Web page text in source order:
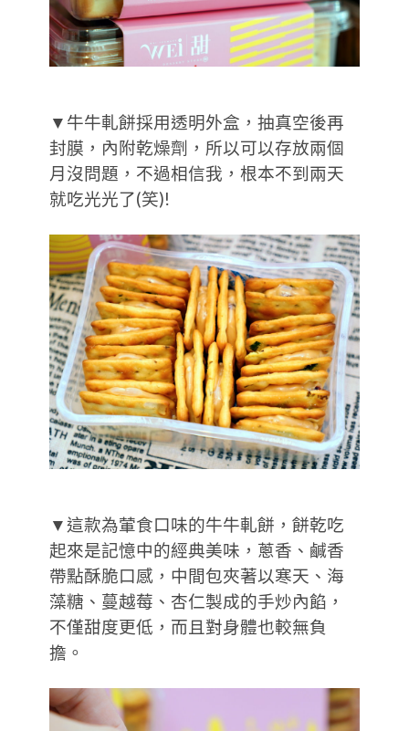
▼牛牛軋餅採用透明外盒，抽真空後再
封膜，內附乾燥劑，所以可以存放兩個
月沒問題，不過相信我，根本不到兩天
就吃光光了(笑)!
▼這款為葷食口味的牛牛軋餅，餅乾吃
起來是記憶中的經典美味，蔥香、鹹香
帶點酥脆口感，中間包夾著以寒天、海
藻糖、蔓越莓、杏仁製成的手炒內餡，
不僅甜度更低，而且對身體也較無負
擔。